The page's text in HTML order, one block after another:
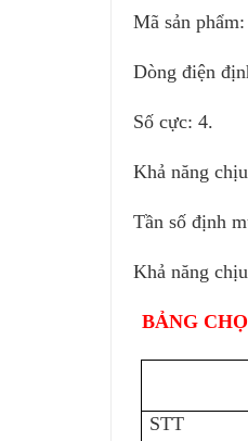
Mã sản phẩm:
Dòng điện
Số cực: 4.
Khả năng
Tần số định
Khả năng
BẢNG
STT